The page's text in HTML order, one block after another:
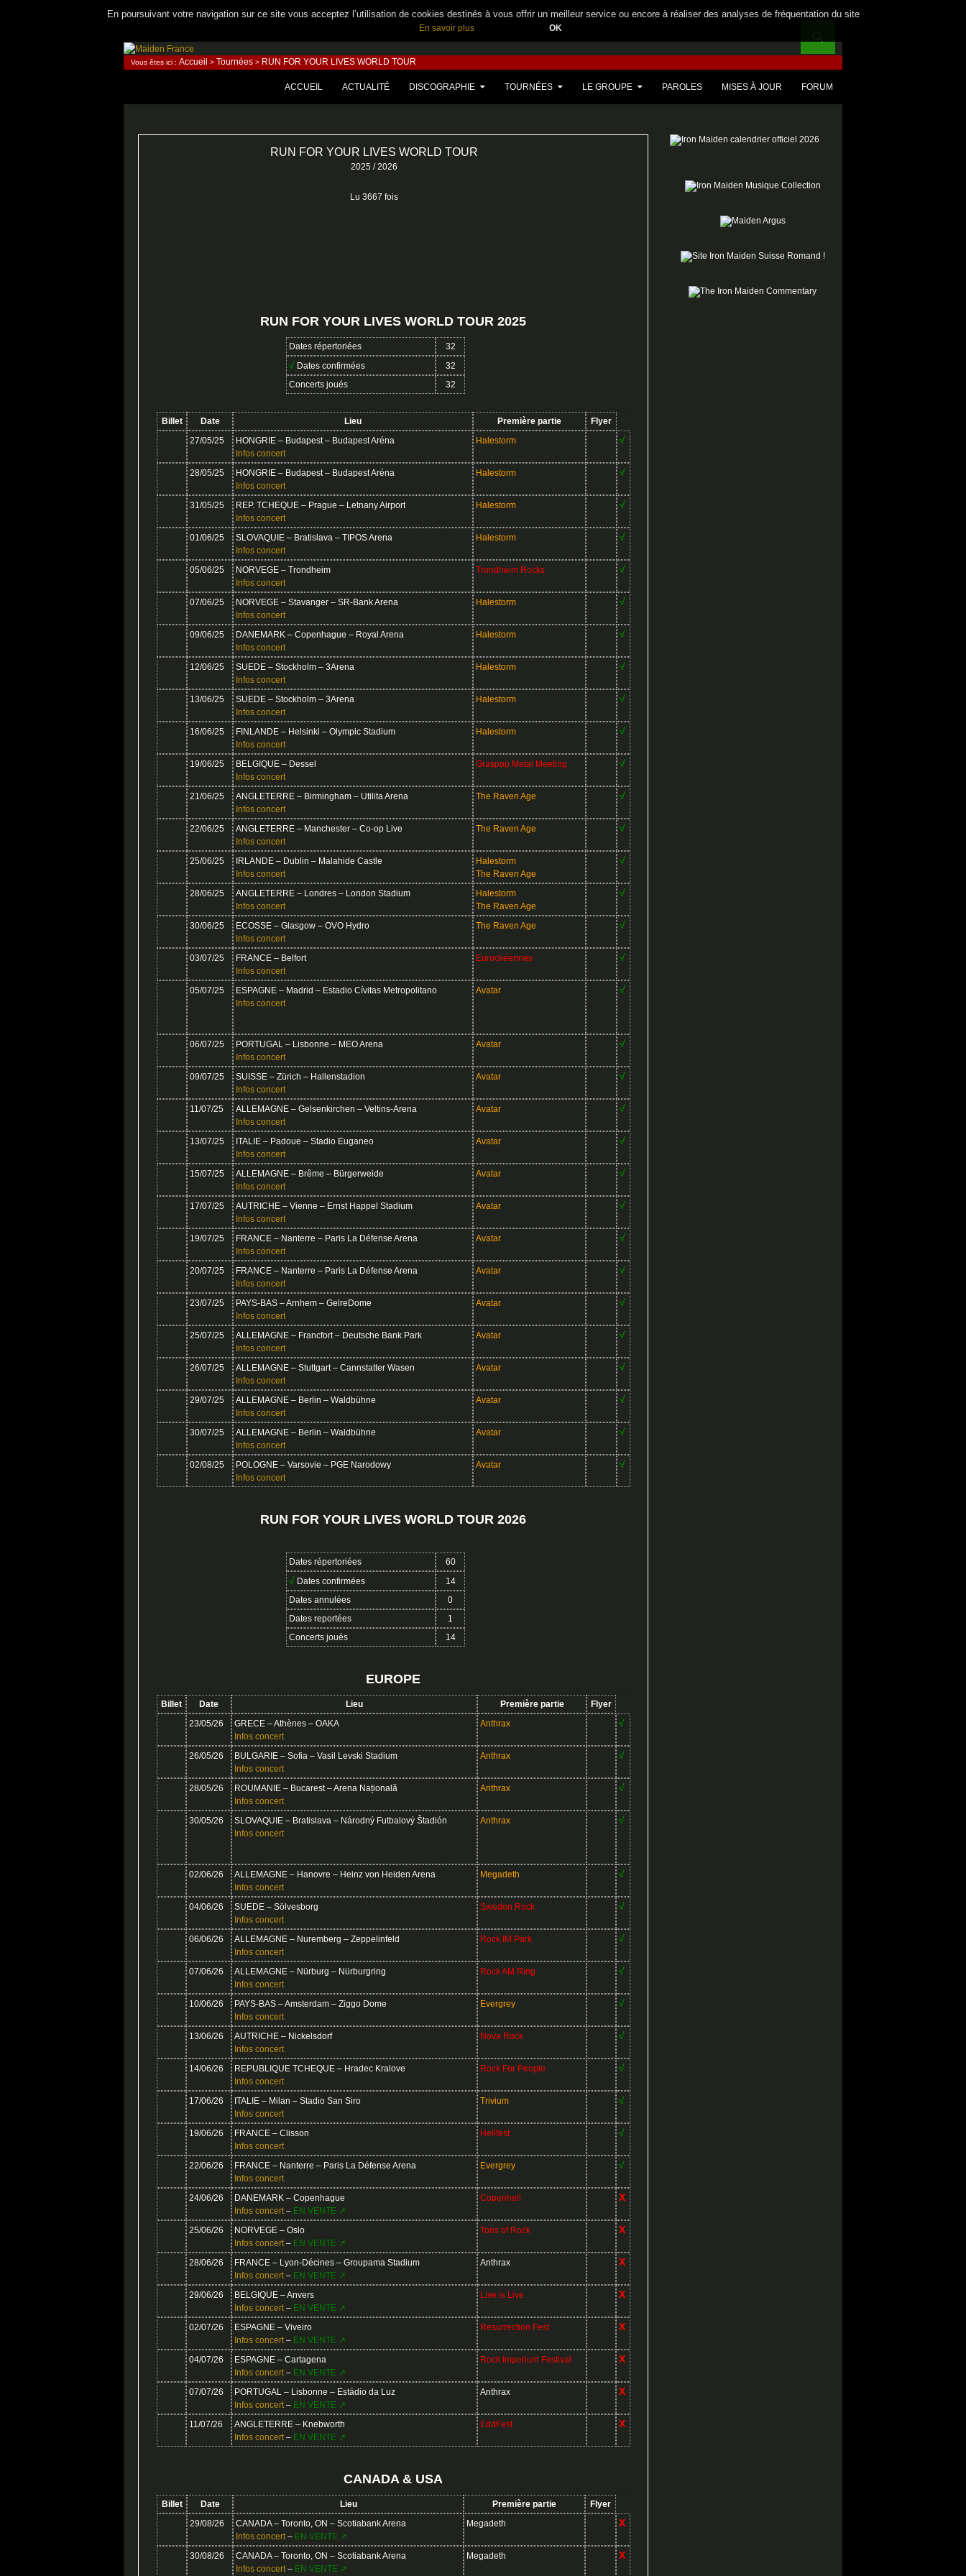
En poursuivant votre navigation sur ce site vous acceptez l’utilisation de cookies destinés à vous offrir un meilleur service ou encore à réaliser des analyses de fréquentation du site
En savoir plus OK
Maiden France
Vous êtes ici : Accueil > Tournées > RUN FOR YOUR LIVES WORLD TOUR
ACCUEIL ACTUALITÉ DISCOGRAPHIE TOURNÉES LE GROUPE PAROLES MISES À JOUR FORUM
RUN FOR YOUR LIVES WORLD TOUR
2025 / 2026
Lu 3667 fois
RUN FOR YOUR LIVES WORLD TOUR 2025
Dates répertoriées 32
√ Dates confirmées
32
Concerts joués
32
Billet Date Lieu Première partie
Flyer
27/05/25
HONGRIE – Budapest – Budapest Aréna
Infos concert
Halestorm √
28/05/25
HONGRIE – Budapest – Budapest Aréna
Infos concert
Halestorm √
31/05/25
REP. TCHEQUE – Prague – Letnany Airport
Infos concert
Halestorm √
01/06/25
SLOVAQUIE – Bratislava – TIPOS Arena
Infos concert
Halestorm √
05/06/25
NORVEGE – Trondheim
Infos concert
Trondheim Rocks √
07/06/25
NORVEGE – Stavanger – SR-Bank Arena
Infos concert
Halestorm √
09/06/25
DANEMARK – Copenhague – Royal Arena
Infos concert
Halestorm √
12/06/25
SUEDE – Stockholm – 3Arena
Infos concert
Halestorm √
13/06/25
SUEDE – Stockholm – 3Arena
Infos concert
Halestorm √
16/06/25
FINLANDE – Helsinki – Olympic Stadium
Infos concert
Halestorm √
19/06/25
BELGIQUE – Dessel
Infos concert
Graspop Metal Meeting √
21/06/25
ANGLETERRE – Birmingham – Utilita Arena
Infos concert
The Raven Age √
22/06/25
ANGLETERRE – Manchester – Co-op Live
Infos concert
The Raven Age √
25/06/25
IRLANDE – Dublin – Malahide Castle
Infos concert
Halestorm
The Raven Age
√
28/06/25
ANGLETERRE – Londres – London Stadium
Infos concert
Halestorm
The Raven Age
√
30/06/25
ECOSSE – Glasgow – OVO Hydro
Infos concert
The Raven Age √
03/07/25
FRANCE – Belfort
Infos concert
Eurockéennes √
05/07/25
ESPAGNE – Madrid – Estadio Cívitas Metropolitano
Infos concert
Avatar √
06/07/25
PORTUGAL – Lisbonne – MEO Arena
Infos concert
Avatar √
09/07/25
SUISSE – Zürich – Hallenstadion
Infos concert
Avatar √
11/07/25
ALLEMAGNE – Gelsenkirchen – Veltins-Arena
Infos concert
Avatar √
13/07/25
ITALIE – Padoue – Stadio Euganeo
Infos concert
Avatar √
15/07/25
ALLEMAGNE – Brême – Bürgerweide
Infos concert
Avatar √
17/07/25
AUTRICHE – Vienne – Ernst Happel Stadium
Infos concert
Avatar √
19/07/25
FRANCE – Nanterre – Paris La Défense Arena
Infos concert
Avatar √
20/07/25
FRANCE – Nanterre – Paris La Défense Arena
Infos concert
Avatar √
23/07/25
PAYS-BAS – Arnhem – GelreDome
Infos concert
Avatar √
25/07/25
ALLEMAGNE – Francfort – Deutsche Bank Park
Infos concert
Avatar √
26/07/25
ALLEMAGNE – Stuttgart – Cannstatter Wasen
Infos concert
Avatar √
29/07/25
ALLEMAGNE – Berlin – Waldbühne
Infos concert
Avatar √
30/07/25
ALLEMAGNE – Berlin – Waldbühne
Infos concert
Avatar √
02/08/25
POLOGNE – Varsovie – PGE Narodowy
Infos concert
Avatar √
RUN FOR YOUR LIVES WORLD TOUR 2026
Dates répertoriées 60
√ Dates confirmées
14
Dates annulées
0
Dates reportées
1
Concerts joués
14
EUROPE
Billet Date Lieu Première partie
Flyer
23/05/26
GRECE – Athènes – OAKA
Infos concert
Anthrax √
26/05/26
BULGARIE – Sofia – Vasil Levski Stadium
Infos concert
Anthrax √
28/05/26
ROUMANIE – Bucarest – Arena Națională
Infos concert
Anthrax √
30/05/26
SLOVAQUIE – Bratislava – Národný Futbalový Štadión
Infos concert
Anthrax √
02/06/26
ALLEMAGNE – Hanovre – Heinz von Heiden Arena
Infos concert
Megadeth √
04/06/26
SUEDE – Sölvesborg
Infos concert
Sweden Rock √
06/06/26
ALLEMAGNE – Nuremberg – Zeppelinfeld
Infos concert
Rock IM Park √
07/06/26
ALLEMAGNE – Nürburg – Nürburgring
Infos concert
Rock AM Ring √
10/06/26
PAYS-BAS – Amsterdam – Ziggo Dome
Infos concert
Evergrey √
13/06/26
AUTRICHE – Nickelsdorf
Infos concert
Nova Rock √
14/06/26
REPUBLIQUE TCHEQUE – Hradec Kralove
Infos concert
Rock For People √
17/06/26
ITALIE – Milan – Stadio San Siro
Infos concert
Trivium √
19/06/26
FRANCE – Clisson
Infos concert
Hellfest √
22/06/26
FRANCE – Nanterre – Paris La Défense Arena
Infos concert
Evergrey √
24/06/26
DANEMARK – Copenhague
Infos concert– EN VENTE ↗
Copenhell X
25/06/26
NORVEGE – Oslo
Infos concert– EN VENTE ↗
Tons of Rock X
28/06/26
FRANCE – Lyon-Décines – Groupama Stadium
Infos concert– EN VENTE ↗
Anthrax X
29/06/26
BELGIQUE – Anvers
Infos concert– EN VENTE ↗
Live is Live X
02/07/26
ESPAGNE – Viveiro
Infos concert– EN VENTE ↗
Resurrection Fest X
04/07/26
ESPAGNE – Cartagena
Infos concert– EN VENTE ↗
Rock Imperium Festival X
07/07/26
PORTUGAL – Lisbonne – Estádio da Luz
Infos concert– EN VENTE ↗
Anthrax X
11/07/26
ANGLETERRE – Knebworth
Infos concert– EN VENTE ↗
EddFest X
CANADA & USA
Billet Date Lieu Première partie
Flyer
29/08/26
CANADA – Toronto, ON – Scotiabank Arena
Infos concert– EN VENTE ↗
Megadeth X
30/08/26
CANADA – Toronto, ON – Scotiabank Arena
Infos concert– EN VENTE ↗
Megadeth X